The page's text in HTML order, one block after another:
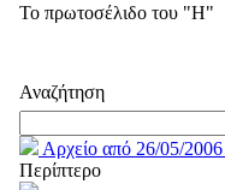
Το πρωτοσέλιδο του "Η"
Αναζήτηση
Αρχείο από 26/05/
Περίπτερο